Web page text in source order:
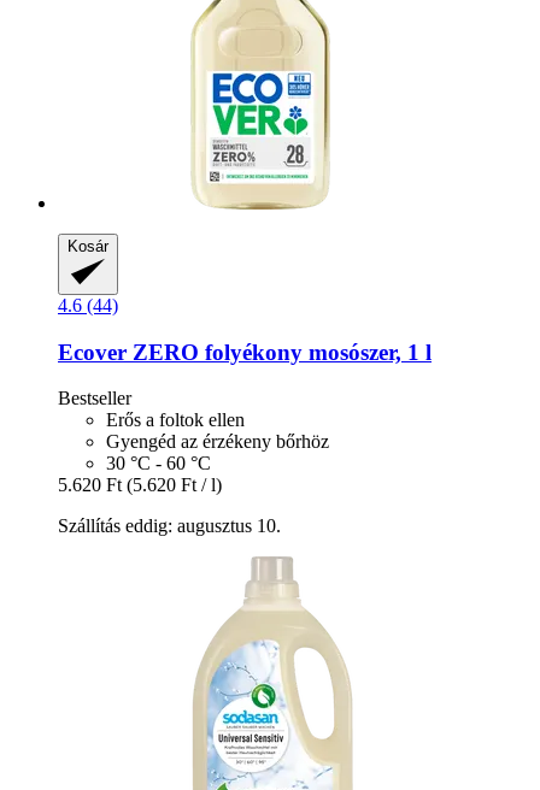
Kosár
4.6 (44)
Ecover ZERO folyékony mosószer, 1 l
Bestseller
Erős a foltok ellen
Gyengéd az érzékeny bőrhöz
30 °C - 60 °C
5.620 Ft (5.620 Ft / l)
Szállítás eddig: augusztus 10.